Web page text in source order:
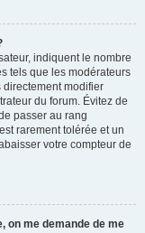
indiquent le nombre
tels que les modérateurs
modifier
du forum. Évitez de
passer au rang
rarement tolérée et un
votre compteur de
on me demande de me